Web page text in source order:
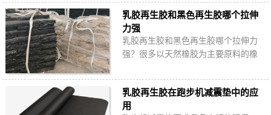
取一定的措施，保证浅色天然乳胶再
生胶硫化后颜…
乳胶再生胶和黑色再生胶哪个拉伸
力强
乳胶再生胶和黑色再生胶哪个拉伸力
强？很多以天然橡胶为主要原料的橡
胎再生胶降成本。
乳胶再生胶在跑步机减震垫中的应
用